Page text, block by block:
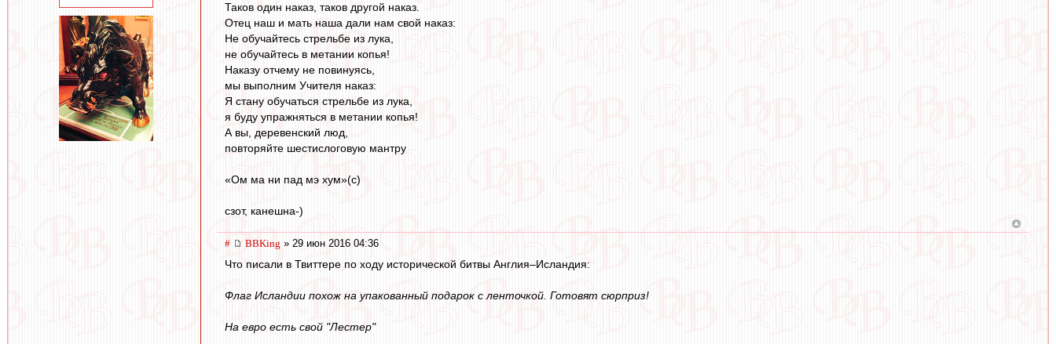
Таков один наказ, таков другой наказ.
Отец наш и мать наша дали нам свой наказ:
Не обучайтесь стрельбе из лука,
не обучайтесь в метании копья!
Наказу отчему не повинуясь,
мы выполним Учителя наказ:
Я стану обучаться стрельбе из лука,
я буду упражняться в метании копья!
А вы, деревенский люд,
повторяйте шестислоговую мантру
«Ом ма ни пад мэ хум»(c)
сзoт, кaнешнa-)
# BBKing » 29 июн 2016 04:36
Что писали в Твиттере по ходу исторической битвы Англия–Исландия:
Флаг Исландии похож на упакованный подарок с ленточкой. Готовят сюрприз!
На евро есть свой "Лестер"